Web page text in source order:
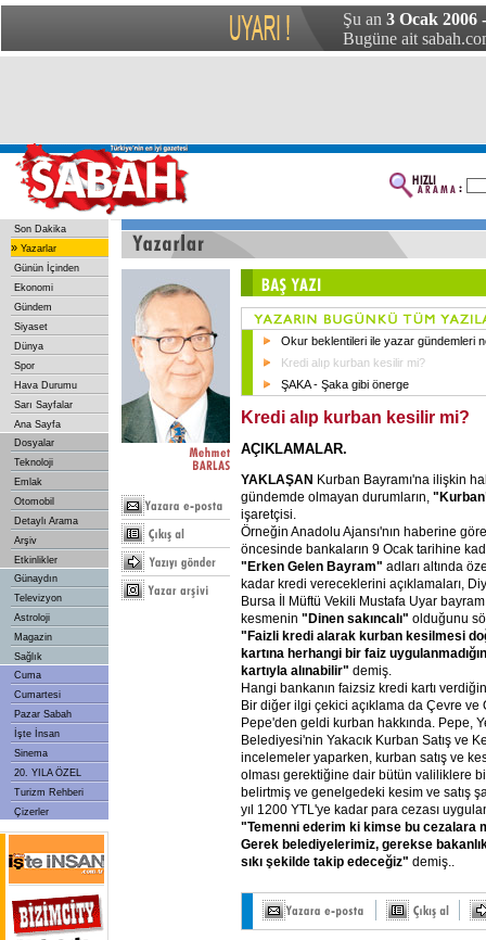
Şu an 3 Ocak 2006
Bugüne ait
Son Dakika
» Yazarlar
Günün İçinden
Ekonomi
Gündem
Siyaset
Dünya
Spor
Hava Durumu
Sarı Sayfalar
Ana Sayfa
Dosyalar
Teknoloji
Emlak
Otomobil
Detaylı Arama
Arşiv
Etkinlikler
Günaydın
Televizyon
Astroloji
Magazin
Sağlık
Cuma
Cumartesi
Pazar Sabah
İşte İnsan
Sinema
20. YILA ÖZEL
Turizm Rehberi
Çizerler
Okur beklentileri ile yazar gündemleri
Kredi alıp kurban kesilir mi?
ŞAKA - Şaka gibi önerge
Kredi alıp kurban kesilir mi?
AÇIKLAMALAR.
YAKLAŞAN Kurban Bayramı'na ilişkin
gündemde olmayan durumların,
işaretçisi.
Örneğin Anadolu Ajansı'nın haberine
öncesinde bankaların 9 Ocak tarihine
"Erken Gelen Bayram" adları altında
kadar kredi vereceklerini açıklamaları,
Bursa İl Müftü Vekili Mustafa Uyar
kesmenin "Dinen sakıncalı" olduğunu
"Faizli kredi alarak kurban kesilmesi
kartına herhangi bir faiz
kartıyla alınabilir" demiş.
Hangi bankanın faizsiz kredi kartı
Bir diğer ilgi çekici açıklama da Çevre ve
Pepe'den geldi kurban hakkında. Pepe,
Belediyesi'nin Yakacık Kurban Satış ve
incelemeler yaparken, kurban satış ve
olması gerektiğine dair bütün valiliklere
belirtmiş ve genelgedeki kesim ve satış
yıl 1200 YTL'ye kadar para cezası
"Temenni ederim ki kimse bu cezalara
Gerek belediyelerimiz, gerekse
sıkı şekilde takip edeceğiz" demiş..